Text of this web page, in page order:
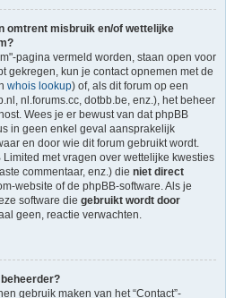
omtrent misbruik en/of wettelijke
pagina vermeld worden, staan open voor
gekregen, kun je contact opnemen met de
whois lookup) of, als dit forum op een
nl.forums.cc, dotbb.be, enz.), het beheer
Wees je er bewust van dat phpBB
in geen enkel geval aansprakelijk
en door wie dit forum gebruikt wordt.
Limited met vragen over wettelijke kwesties
commentaar, enz.) die niet direct
website of de phpBB-software. Als je
software die gebruikt wordt door
geen, reactie verwachten.
gebruik maken van het “Contact”-